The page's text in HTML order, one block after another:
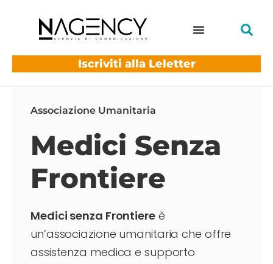
Iscriviti alla Leletter
Associazione Umanitaria
Medici Senza
Frontiere
Medici senza Frontiereè
un’associazione umanitaria che offre
assistenza medica e supporto